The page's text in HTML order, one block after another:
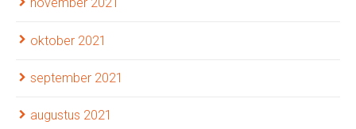
oktober 2021
september 2021
augustus 2021